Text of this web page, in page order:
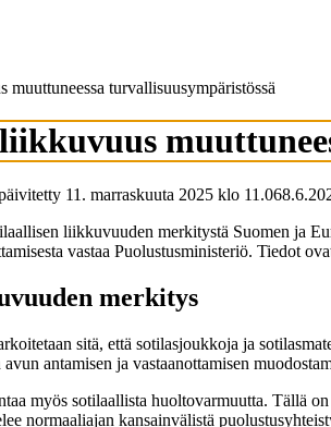
turvallisuusympäristössä
11. marraskuuta 2025 klo 11.06
liikkuvuuden merkitystä Suomen ja
vastaa Puolustusministeriö. Tiedot
merkitys
sitä, että sotilasjoukkoja ja
antamisen ja vastaanottamisen
myös sotilaallista huoltovarmuutta. Tällä
normaaliajan kansainvälistä